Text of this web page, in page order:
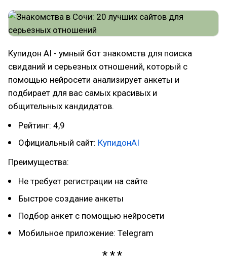
Купидон AI - умный бот знакомств для поиска
свиданий и серьезных отношений, который с
помощью нейросети анализирует анкеты и
подбирает для вас самых красивых и
общительных кандидатов.
Рейтинг: 4,9
Официальный сайт: КупидонAI
Преимущества:
Не требует регистрации на сайте
Быстрое создание анкеты
Подбор анкет с помощью нейросети
Мобильное приложение: Telegram